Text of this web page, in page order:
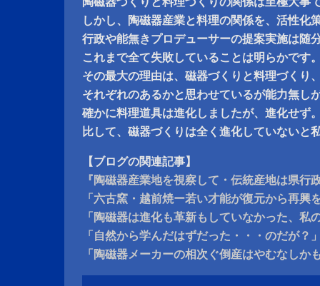
しかし、陶磁器産業と料理の関係を、活性化
行政や能無きプロデューサーの提案実施は随
これまで全て失敗していることは明らかです
その最大の理由は、磁器づくりと料理づくり
それぞれのあるかと思わせているが能力無し
確かに料理道具は進化しましたが、進化せず
比して、磁器づくりは全く進化していないと
【ブログの関連記事】
『陶磁器産業地を視察して・伝統産地は県行
「六古窯・越前焼ー若い才能が復元から再興
「陶磁器は進化も革新もしていなかった、私
「自然から学んだはずだった・・・のだが？
「陶磁器メーカーの相次ぐ倒産はやむなしか